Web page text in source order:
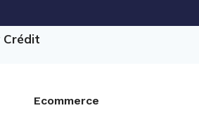
Crédit
Ecommerce